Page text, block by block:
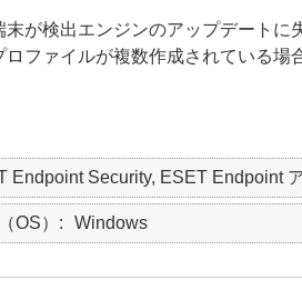
末が検出エンジンのアップデートに
ロファイルが複数作成されている場
Endpoint Security, ESET Endpoint
OS） Windows